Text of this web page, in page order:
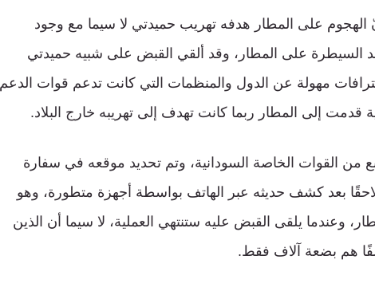
على المطار هدفه تهريب حميدتي لا سيما مع وجود
السيطرة على المطار، وقد ألقي القبض على شبيه حميدتي
مهولة عن الدول والمنظمات التي كانت تدعم قوات الدعم
إلى المطار ربما كانت تهدف إلى تهريبه خارج البلاد.
من القوات الخاصة السودانية، وتم تحديد موقعه في سفارة
بعد كشف حديثه عبر الهاتف بواسطة أجهزة متطورة، وهو
وعندما يلقى القبض عليه ستنتهي العملية، لا سيما أن الذين